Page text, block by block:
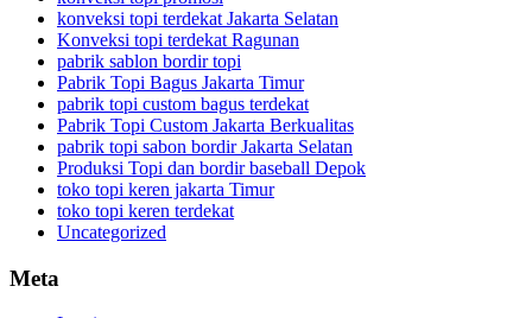
konveksi topi terdekat Jakarta Selatan
Konveksi topi terdekat Ragunan
pabrik sablon bordir topi
Pabrik Topi Bagus Jakarta Timur
pabrik topi custom bagus terdekat
Pabrik Topi Custom Jakarta Berkualitas
pabrik topi sabon bordir Jakarta Selatan
Produksi Topi dan bordir baseball Depok
toko topi keren jakarta Timur
toko topi keren terdekat
Uncategorized
Meta